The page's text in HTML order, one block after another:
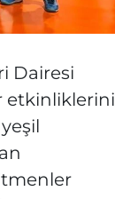
Dairesi
etkinliklerini